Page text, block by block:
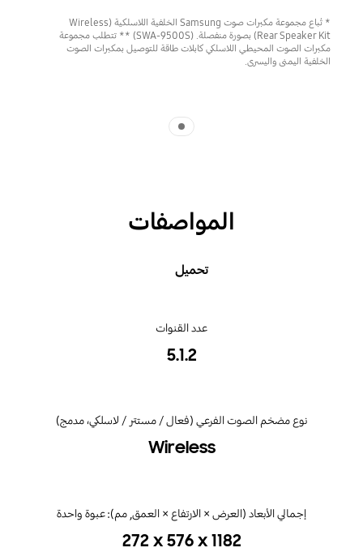
* تُباع مجموعة مكبرات صوت Samsung الخلفية اللاسلكية (Wireless
Rear Speaker Kit) بصورة منفصلة. (SWA-9500S) ** تتطلب مجموعة
مكبرات الصوت المحيطي اللاسلكي كابلات طاقة للتوصيل بمكبرات الصوت
الخلفية اليمنى واليسرى.
المواصفات
تحميل
عدد القنوات
5.1.2
نوع مضخم الصوت الفرعي (فعال / مستتر / لاسلكي، مدمج)
Wireless
‎272 x 576 x 1182‎